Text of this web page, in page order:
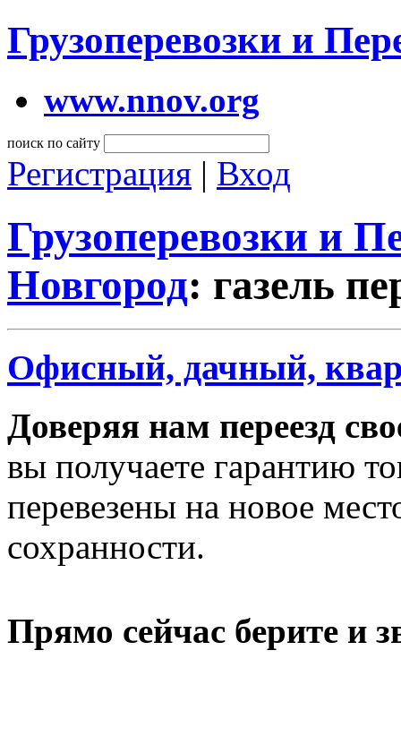
Грузоперевозки и
www.nnov.org
поиск по сайту
Регистрация | Вход
Грузоперевозки и
Новгород: газель
Офисный, дачный,
Доверяя нам переезд
вы получаете гарантию
перевезены на новое
сохранности.
Прямо сейчас берите и